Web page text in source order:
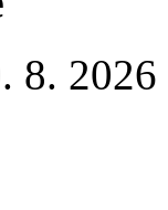
8. 2026